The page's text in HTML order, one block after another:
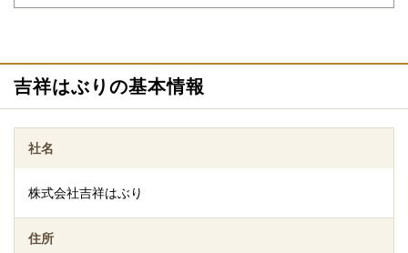
くなります。
吉祥はぶりの基本情報
社名
株式会社吉祥はぶり
住所